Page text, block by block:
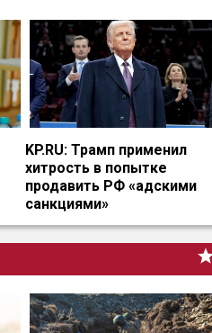
KP.RU: Трамп применил
хитрость в попытке
продавить РФ «адскими
санкциями»